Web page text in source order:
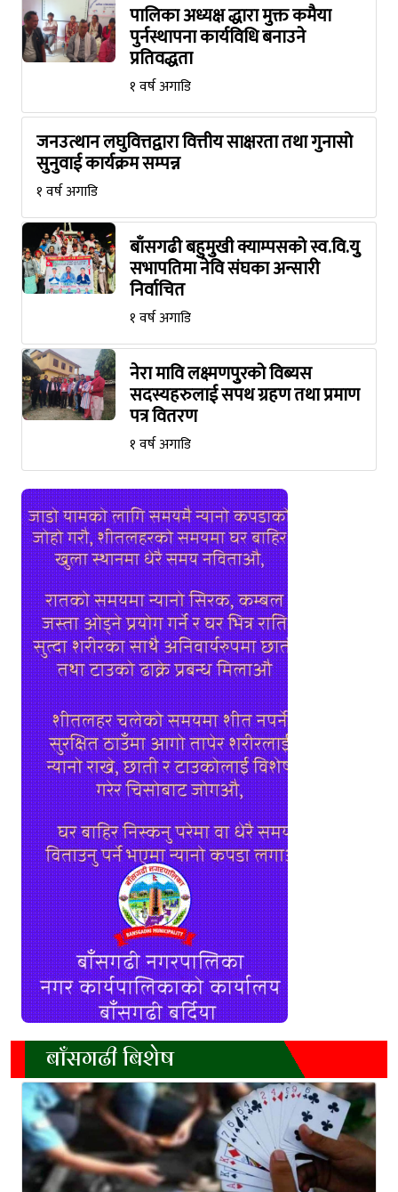
पालिका अध्यक्ष द्धारा मुक्त कमैया
पुर्नस्थापना कार्यविधि बनाउने
प्रतिवद्धता
१ वर्ष अगाडि
जनउत्थान लघुवित्तद्वारा वित्तीय साक्षरता तथा गुनासो
सुनुवाई कार्यक्रम सम्पन्न
१ वर्ष अगाडि
बाँसगढी बहुुमुुखी क्याम्पसको स्व.वि.युु
सभापतिमा नेवि संघका अन्सारी
निर्वाचित
१ वर्ष अगाडि
नेरा मावि लक्ष्मणपुुरको विब्यस
सदस्यहरुलाई सपथ ग्रहण तथा प्रमाण
पत्र वितरण
१ वर्ष अगाडि
बाँसगढी बिशेष